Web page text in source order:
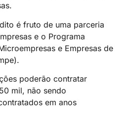
é fruto de uma parceria
e o Programa
e Empresas de
poderão contratar
mil, não sendo
em anos